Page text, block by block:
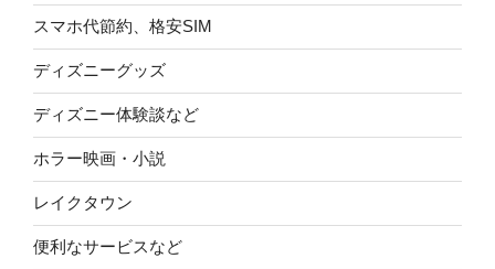
スマホ代節約、格安SIM
ディズニーグッズ
ディズニー体験談など
ホラー映画・小説
レイクタウン
便利なサービスなど